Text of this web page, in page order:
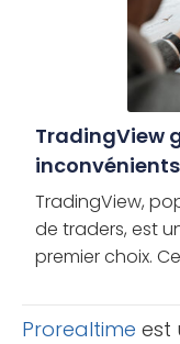
TradingView
inconvénients
TradingView,
de traders, est
premier choix.
Prorealtime est